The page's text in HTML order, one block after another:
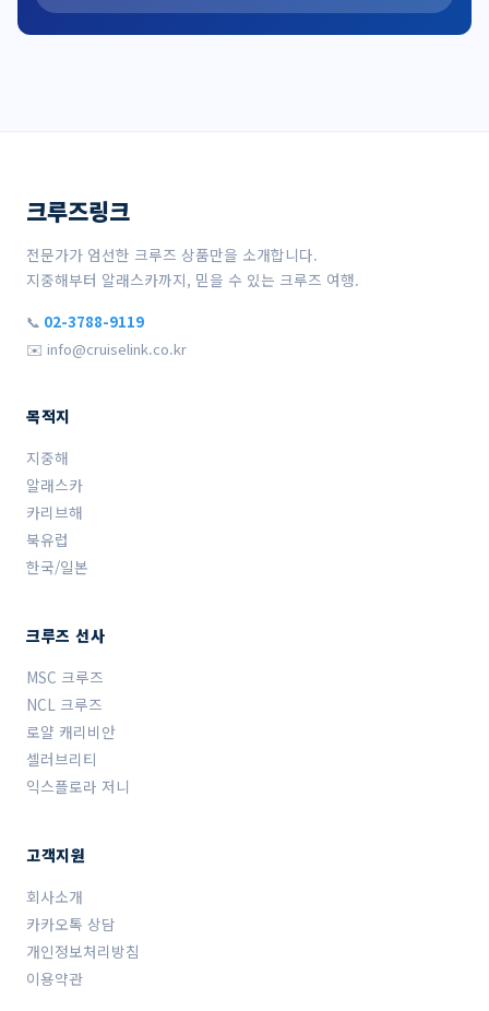
크루즈링크
전문가가 엄선한 크루즈 상품만을 소개합니다.
지중해부터 알래스카까지, 믿을 수 있는 크루즈 여행.
📞 02-3788-9119
✉️ info@cruiselink.co.kr
목적지
지중해
알래스카
카리브해
북유럽
한국/일본
크루즈 선사
MSC 크루즈
NCL 크루즈
로얄 캐리비안
셀러브리티
익스플로라 저니
고객지원
회사소개
카카오톡 상담
개인정보처리방침
이용약관